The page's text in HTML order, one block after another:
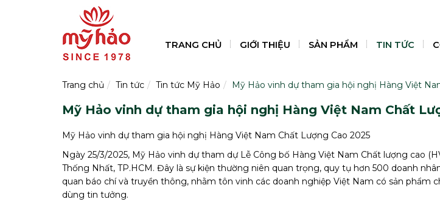
TRANG CHỦ GIỚI THIỆU SẢN PHẨM TIN TỨC
Trang chủ Tin tức Tin tức Mỹ Hảo Mỹ Hảo vinh dự tham gia hội nghị Hàng Việt
Mỹ Hảo vinh dự tham gia hội nghị Hàng Việt Nam Chất
Mỹ Hảo vinh dự tham gia hội nghị Hàng Việt Nam Chất Lượng Cao 2025
Ngày 25/3/2025, Mỹ Hảo vinh dự tham dự Lễ Công bố Hàng Việt Nam Chất lượng cao
Thống Nhất, TP.HCM. Đây là sự kiện thường niên quan trọng, quy tụ hơn 500 doanh
quan báo chí và truyền thông, nhằm tôn vinh các doanh nghiệp Việt Nam có sản phẩm
dùng tin tưởng.